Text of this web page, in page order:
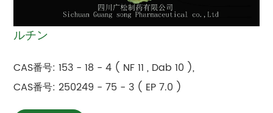
ルチン
CAS番号: 153 - 18 - 4 ( NF 11 , Dab 10 ),
CAS番号: 250249 - 75 - 3 ( EP 7.0 )